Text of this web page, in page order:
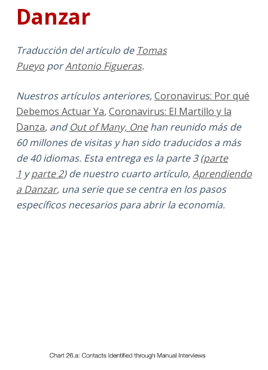
Danzar
Traducción del artículo de Tomas
PueyoporAntonio Figueras.
Nuestros artículos anteriores,Coronavirus: Por qué
Debemos Actuar Ya,Coronavirus: El Martillo y la
Danza, andOut of Many, Onehan reunido más de
60 millones de visitas y han sido traducidos a más
de 40 idiomas. Esta entrega es la parte 3 (parte
1yparte 2) de nuestro cuarto artículo,Aprendiendo
a Danzar, una serie que se centra en los pasos
específicos necesarios para abrir la economía.